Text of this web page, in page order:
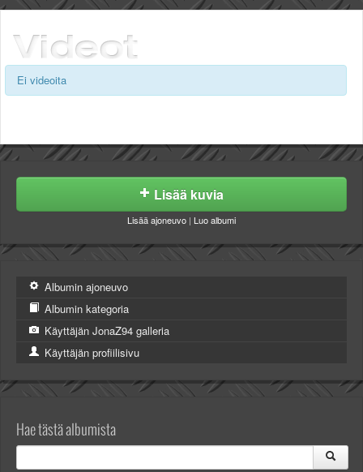
Ei videoita
Lisää kuvia
Lisää ajoneuvo | Luo albumi
Albumin ajoneuvo
Albumin kategoria
Käyttäjän JonaZ94 galleria
Käyttäjän profiilisivu
Hae tästä albumista